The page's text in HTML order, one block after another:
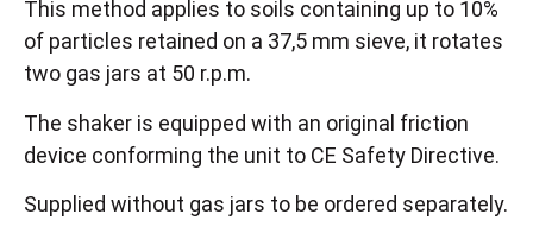
This method applies to soils containing up to 10%
of particles retained on a 37,5 mm sieve, it rotates
two gas jars at 50 r.p.m.
The shaker is equipped with an original friction
device conforming the unit to CE Safety Directive.
Supplied without gas jars to be ordered separately.